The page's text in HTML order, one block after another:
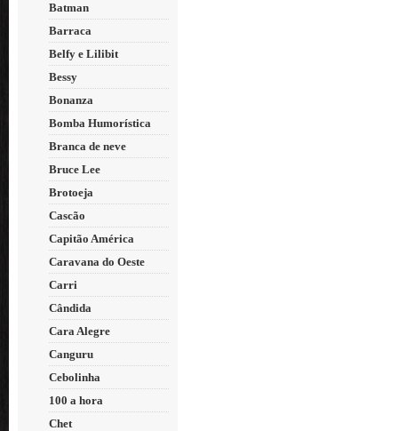
Batman
Barraca
Belfy e Lilibit
Bessy
Bonanza
Bomba Humorística
Branca de neve
Bruce Lee
Brotoeja
Cascão
Capitão América
Caravana do Oeste
Carri
Cândida
Cara Alegre
Canguru
Cebolinha
100 a hora
Chet